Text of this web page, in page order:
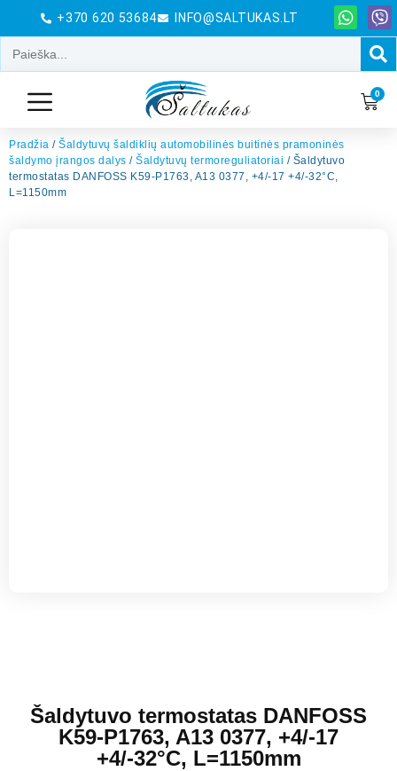
+370 620 53684 INFO@SALTUKAS.LT
0
Pradžia / Šaldytuvų šaldiklių automobilinės buitinės pramoninės
šaldymo įrangos dalys / Šaldytuvų termoreguliatoriai / Šaldytuvo
termostatas DANFOSS K59-P1763, A13 0377, +4/-17 +4/-32°C,
L=1150mm
Šaldytuvo termostatas DANFOSS
K59-P1763, A13 0377, +4/-17
+4/-32°C, L=1150mm